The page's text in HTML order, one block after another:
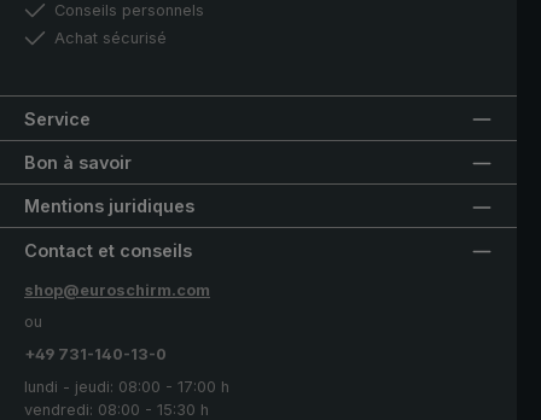
Conseils personnels
Achat sécurisé
Service
Bon à savoir
Mentions juridiques
Contact et conseils
shop@euroschirm.com
ou
+49 731-140-13-0
lundi - jeudi: 08:00 - 17:00 h
vendredi: 08:00 - 15:30 h